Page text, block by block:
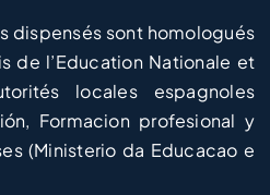
dispensés sont homologués
de l’Education Nationale et
locales espagnoles
Formacion profesional y
(Ministerio da Educacao e